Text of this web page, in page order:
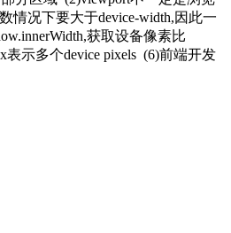
情况下要大于device-width,因此一
获取设备像素比
示多个device pixels (6)前端开发